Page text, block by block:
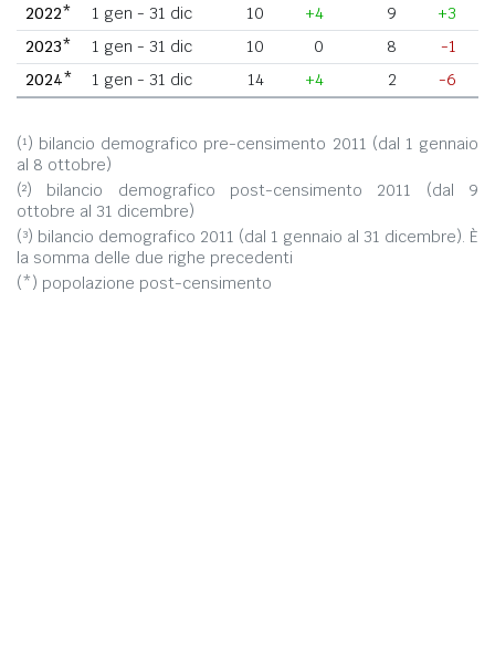
2022*
1 gen - 31 dic 10 +4 9
+3
2023*
1 gen - 31 dic 10 0 8
-1
2024*
1 gen - 31 dic 14 +4 2 -6
(¹) bilancio demografico pre-censimento 2011 (dal 1 gennaio
al 8 ottobre)
(²) bilancio demografico post-censimento 2011 (dal 9
ottobre al 31 dicembre)
(³) bilancio demografico 2011 (dal 1 gennaio al 31 dicembre). È
la somma delle due righe precedenti
(*) popolazione post-censimento